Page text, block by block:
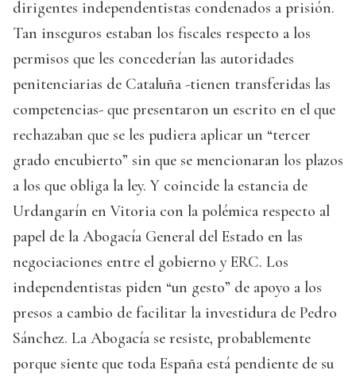
dirigentes independentistas condenados a prisión.
Tan inseguros estaban los fiscales respecto a los
permisos que les concederían las autoridades
penitenciarias de Cataluña -tienen transferidas las
competencias- que presentaron un escrito en el que
rechazaban que se les pudiera aplicar un “tercer
grado encubierto” sin que se mencionaran los plazos
a los que obliga la ley. Y coincide la estancia de
Urdangarín en Vitoria con la polémica respecto al
papel de la Abogacía General del Estado en las
negociaciones entre el gobierno y ERC. Los
independentistas piden “un gesto” de apoyo a los
presos a cambio de facilitar la investidura de Pedro
Sánchez. La Abogacía se resiste, probablemente
porque siente que toda España está pendiente de su